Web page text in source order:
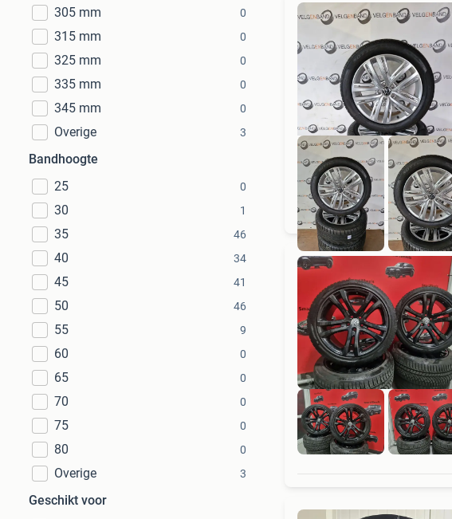
305 mm 0
315 mm 0
325 mm 0
335 mm 0
345 mm 0
Overige 3
Bandhoogte
25
0
30 1
35 46
40 34
45 41
50 46
55 9
60 0
65 0
70 0
75 0
80 0
Overige 3
Geschikt voor